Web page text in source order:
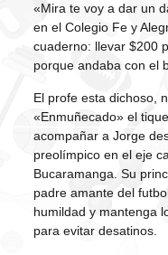
«Mira te voy a dar un
en el Colegio Fe y
cuaderno: llevar $200
porque andaba con el
El profe esta dichoso,
«Enmuñecado» el
acompañar a Jorge
preolímpico en el eje
Bucaramanga. Su
padre amante del
humildad y mantenga
para evitar desatinos.